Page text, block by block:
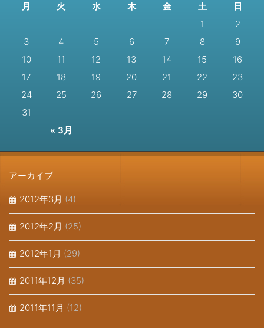
月
火 水 木 金 土 日
« 3月
1
2
3
4 5 6 7 8
9
10
11 12 13 14 15
16
17
18 19 20 21 22
23
24
25 26 27 28 29
30
31
アーカイブ
2012年3月 (4)
2012年2月 (25)
2012年1月 (29)
2011年12月 (35)
2011年11月 (12)